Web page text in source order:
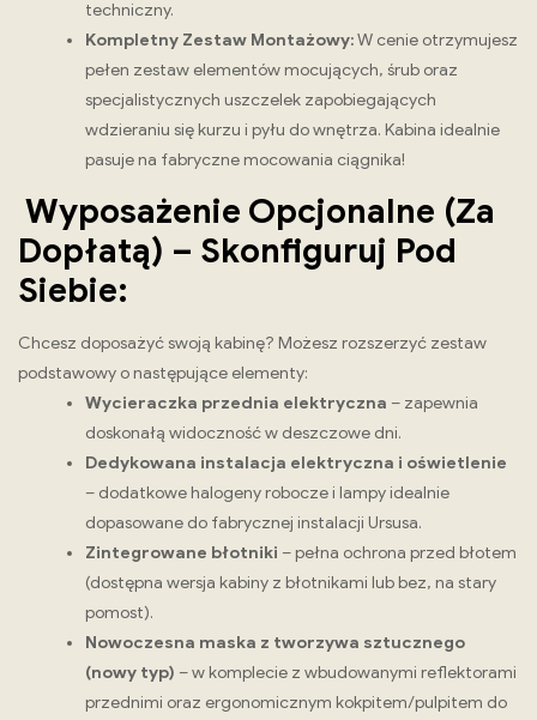
techniczny.
Kompletny Zestaw Montażowy:W cenie otrzymujesz
pełen zestaw elementów mocujących, śrub oraz
specjalistycznych uszczelek zapobiegających
wdzieraniu się kurzu i pyłu do wnętrza. Kabina idealnie
pasuje na fabryczne mocowania ciągnika!
Wyposażenie Opcjonalne (Za
Dopłatą) – Skonfiguruj Pod
Siebie:
Chcesz doposażyć swoją kabinę? Możesz rozszerzyć zestaw
podstawowy o następujące elementy:
Wycieraczka przednia elektryczna – zapewnia
doskonałą widoczność w deszczowe dni.
Dedykowana instalacja elektryczna i oświetlenie
– dodatkowe halogeny robocze i lampy idealnie
dopasowane do fabrycznej instalacji Ursusa.
Zintegrowane błotniki – pełna ochrona przed błotem
(dostępna wersja kabiny z błotnikami lub bez, na stary
pomost).
Nowoczesna maska z tworzywa sztucznego
(nowy typ) – w komplecie z wbudowanymi reflektorami
przednimi oraz ergonomicznym kokpitem/pulpitem do